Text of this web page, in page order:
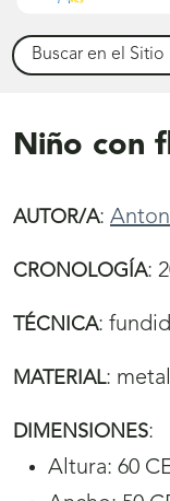
Buscar
Niño con
AUTOR/A:
CRONOLOGÍA:
TÉCNICA:
MATERIAL:
DIMENSIONES:
Altura: 60